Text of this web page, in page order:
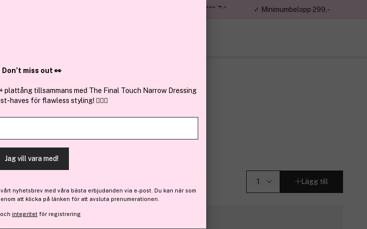
✓ Över 1,5 miljon kunder – Trustpilot 4,7
✓ Minimumbelopp 299,-
Potent-C Power Eye Cream 15 ml
Bara 5 på lager
Lägg till
Finns online
Don’t miss out 👀
plattång tillsammans med The Final Touch Narrow Dressing
haves för flawless styling! 💇‍♀️✨
Jag vill vara med!
nyhetsbrev med våra bästa erbjudanden via e-post. Du kan när som
att klicka på länken för att avsluta prenumerationen.
och integritet för registrering